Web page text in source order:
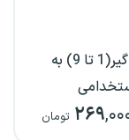
اصل سوالات آزمون های استخدامی فراگیر(1 تا 9) به
۲۶۹ تومان